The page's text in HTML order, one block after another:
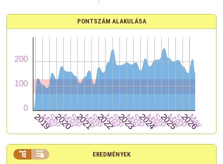
PONTSZÁM ALAKULÁSA
EREDMÉNYEK
 